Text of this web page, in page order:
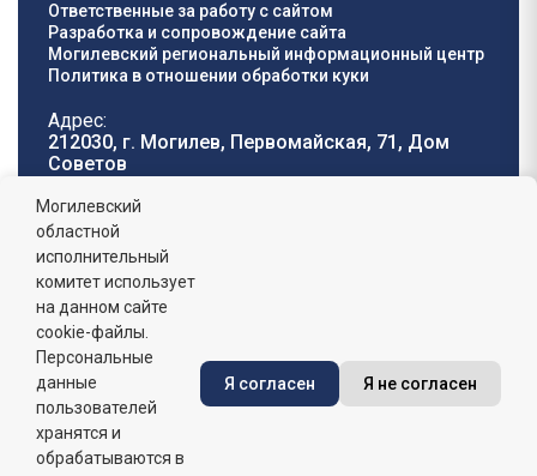
Ответственные за работу с сайтом
Разработка и сопровождение сайта
Могилевский региональный информационный центр
Политика в отношении обработки куки
Адрес:
212030, г. Могилев, Первомайская, 71, Дом
Cоветов
Телефон горячей
линии:
8 (0222) 71-32-55
График работы:
пн-пт: 8.00 - 17.00, сб-вс: выходной,
обеденный перерыв: 13:00 - 14:00
Сайт зарегистрирован в Государственном регистре
информационных ресурсов Республики Беларусь. №
Могилевский
областной
исполнительный
комитет использует
на данном сайте
cookie-файлы.
Персональные
данные
пользователей
хранятся и
обрабатываются в
Я согласен Я не согласен